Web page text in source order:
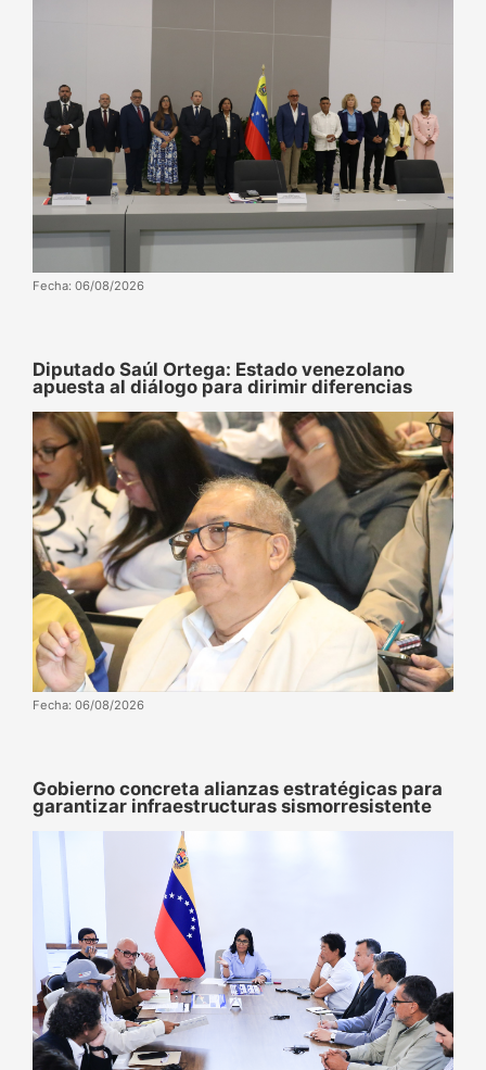
Fecha: 06/08/2026
Diputado Saúl Ortega: Estado venezolano
apuesta al diálogo para dirimir diferencias
Fecha: 06/08/2026
Gobierno concreta alianzas estratégicas para
garantizar infraestructuras sismorresistente